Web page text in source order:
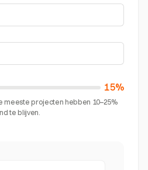
15%
meeste projecten hebben 10–25%
te blijven.